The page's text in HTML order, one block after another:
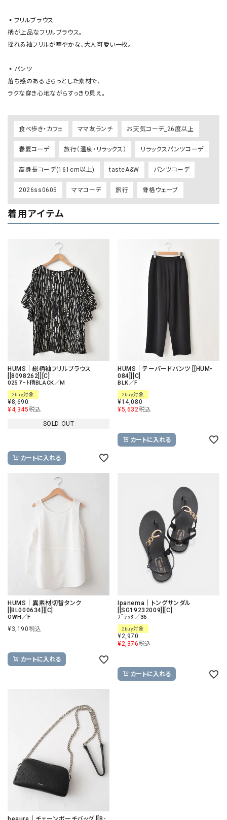
▪️フリルブラウス
柄が上品なフリルブラウス。
揺れる袖フリルが華やかな、大人可愛い一枚。
▪️パンツ
落ち感のあるさらっとした素材で、
ラクな穿き心地ながらすっきり見え。
食べ歩き・カフェ ママ友ランチ お天気コーデ_26度以上
春夏コーデ 旅行（温泉・リラックス） リラックスパンツコーデ
高身長コーデ(161cm以上) tasteA&W パンツコーデ
2026ss0605 ママコーデ 旅行 骨格ウェーブ
着用アイテム
HUMS｜総柄袖フリルブラウス
[[8098262]][C]
025 ｱｰﾄ柄BLACK／M
2buy対象
¥8,690
¥4,345税込
SOLD OUT
カートに入れる
HUMS｜テーパードパンツ [[HUM-
084]][C]
BLK／F
2buy対象
¥14,080
¥5,632税込
カートに入れる
HUMS｜異素材切替タンク
[[BL000634]][C]
OWH／F
¥3,190税込
カートに入れる
Ipanema｜トングサンダル
[[SG19232009]][C]
ﾌﾞﾗｯｸ／36
2buy対象
¥2,970
¥2,376税込
カートに入れる